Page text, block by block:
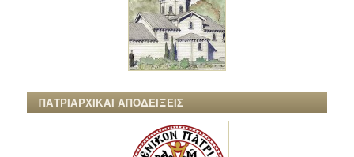
ΠΑΤΡΙΑΡΧΙΚΑΙ ΑΠΟΔΕΙΞΕΙΣ